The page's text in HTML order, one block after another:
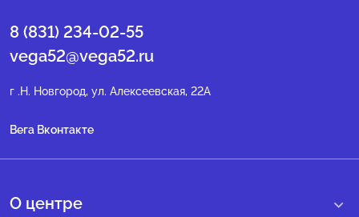
8 (831) 234-02-55
vega52@vega52.ru
г .Н. Новгород, ул. Алексеевская, 22А
Вега Вконтакте
О центре